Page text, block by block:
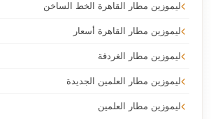
ليموزين مطار القاهرة الخط الساخن
ليموزين مطار القاهرة أسعار
ليموزين مطار الغردقة
ليموزين مطار العلمين الجديدة
ليموزين مطار العلمين